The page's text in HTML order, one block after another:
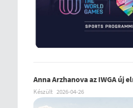
Anna Arzhanova az IWGA új
Készült 2026-04-26